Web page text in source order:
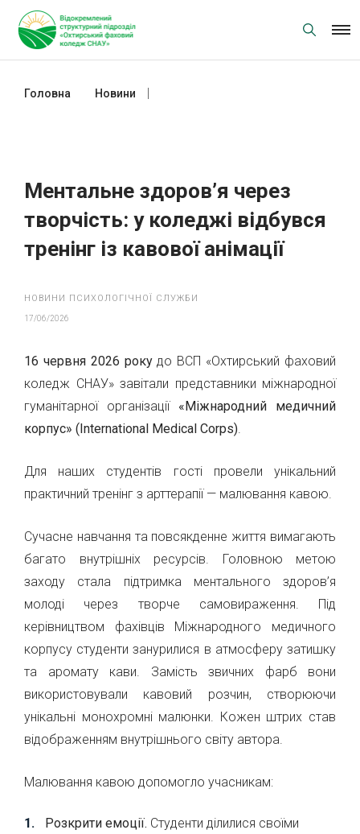
content
Головна Новини
Ментальне здоров’я через
творчість: у коледжі відбувся
тренінг із кавової анімації
НОВИНИ ПСИХОЛОГІЧНОЇ СЛУЖБИ
17/06/2026
16 червня 2026 рокудо ВСП «Охтирський фаховий
коледж СНАУ» завітали представники міжнародної
гуманітарної організації «Міжнародний медичний
корпус» (International Medical Corps).
Для наших студентів гості провели унікальний
практичний тренінг з арттерапії — малювання кавою.
Сучасне навчання та повсякденне життя вимагають
багато внутрішніх ресурсів. Головною метою
заходу стала підтримка ментального здоров’я
молоді через творче самовираження. Під
керівництвом фахівців Міжнародного медичного
корпусу студенти занурилися в атмосферу затишку
та аромату кави. Замість звичних фарб вони
використовували кавовий розчин, створюючи
унікальні монохромні малюнки. Кожен штрих став
відображенням внутрішнього світу автора.
Малювання кавою допомогло учасникам:
Розкрити емоції. Студенти ділилися своїми